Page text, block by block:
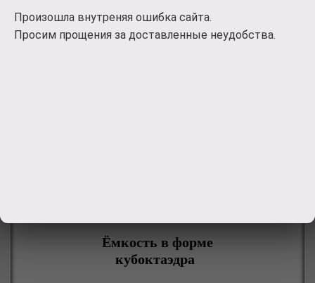
Ёмкость в форме
кубоктаэдра
Произошла внутреняя ошибка сайта.
Просим прощения за доставленные неудобства.